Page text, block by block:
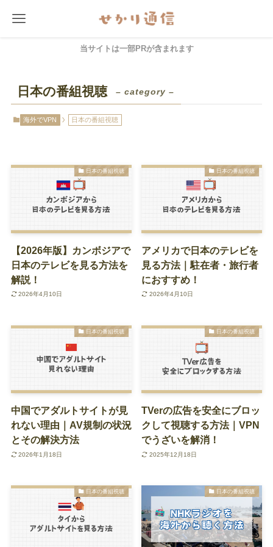
当サイトは一部PRが含まれます
日本の番組視聴 – category –
海外でVPN 日本の番組視聴
日本の番組視聴
【2026年版】カンボジアで
日本のテレビを見る方法を
解説！
2026年4月10日
日本の番組視聴
アメリカで日本のテレビを
見る方法｜駐在者・旅行者
におすすめ！
2026年4月10日
日本の番組視聴
中国でアダルトサイトが見
れない理由｜AV規制の状況
とその解決方法
2026年1月18日
日本の番組視聴
TVerの広告を安全にブロッ
クして視聴する方法｜VPN
でうざいを解消！
2025年12月18日
日本の番組視聴 日本の番組視聴